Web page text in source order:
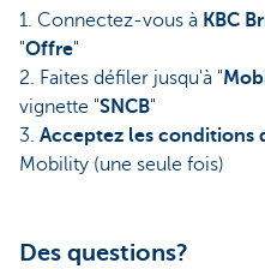
1. Connectez-vous à KBC
"Offre"
2. Faites défiler jusqu'à "
vignette "SNCB"
3. Acceptez les conditions
Mobility (une seule fois)
Des questions?